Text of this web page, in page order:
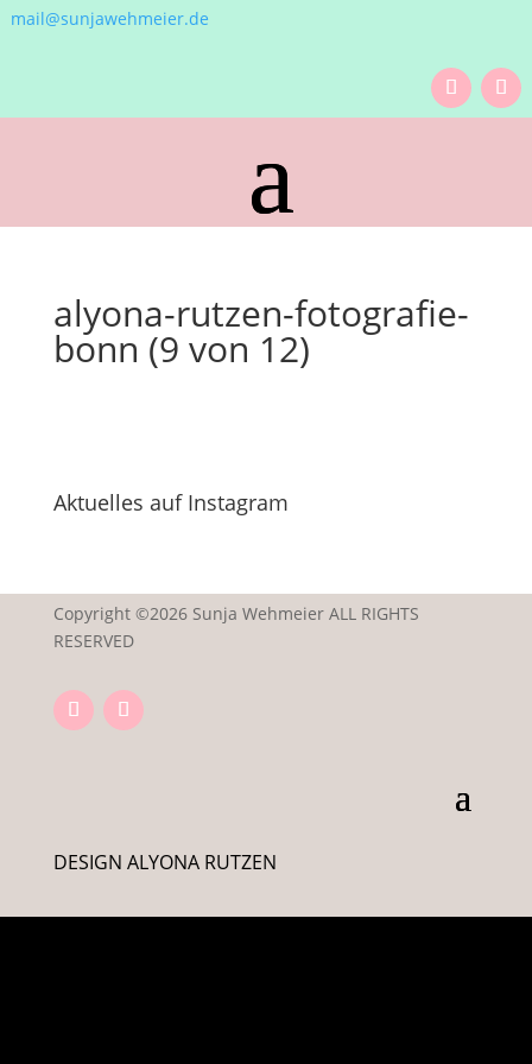
mail@sunjawehmeier.de
alyona-rutzen-fotografie-
bonn (9 von 12)
Aktuelles auf Instagram
Copyright ©2026 Sunja Wehmeier ALL RIGHTS
RESERVED
DESIGN ALYONA RUTZEN